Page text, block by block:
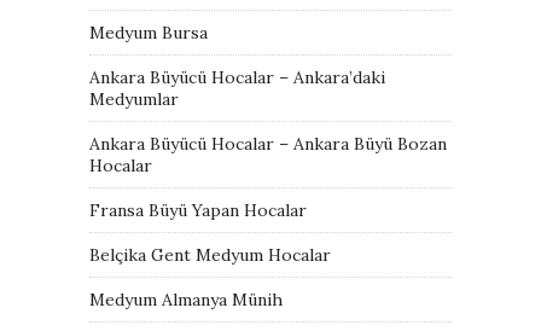
Medyum Bursa
Ankara Büyücü Hocalar – Ankara’daki
Medyumlar
Ankara Büyücü Hocalar – Ankara Büyü Bozan
Hocalar
Fransa Büyü Yapan Hocalar
Belçika Gent Medyum Hocalar
Medyum Almanya Münih